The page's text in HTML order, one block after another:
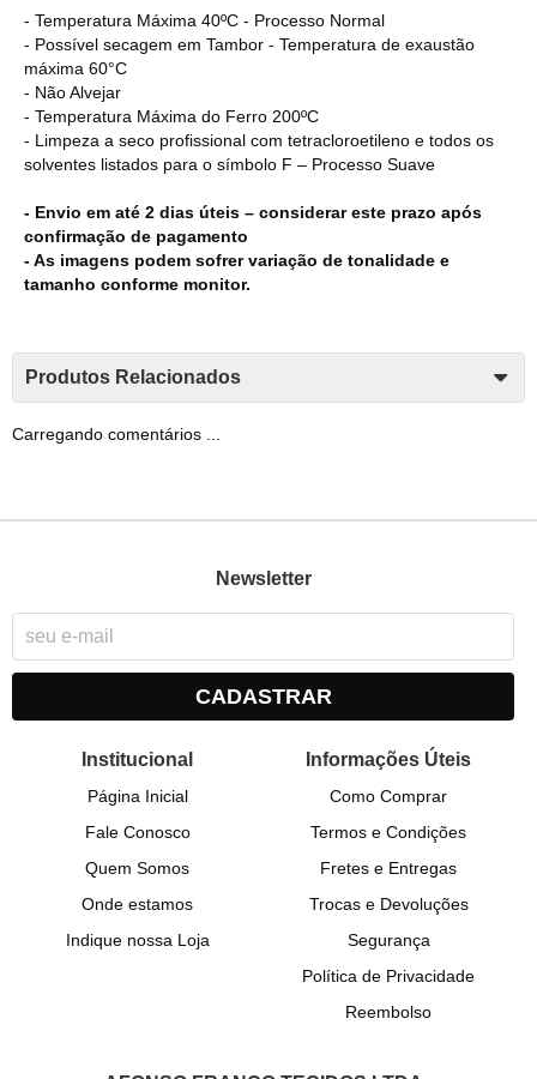
- Temperatura Máxima 40ºC - Processo Normal
- Possível secagem em Tambor - Temperatura de exaustão
máxima 60°C
- Não Alvejar
- Temperatura Máxima do Ferro 200ºC
- Limpeza a seco profissional com tetracloroetileno e todos os
solventes listados para o símbolo F – Processo Suave
- Envio em até 2 dias úteis – considerar este prazo após
confirmação de pagamento
- As imagens podem sofrer variação de tonalidade e
tamanho conforme monitor.
Produtos Relacionados
Carregando comentários ...
Newsletter
CADASTRAR
Institucional
Página Inicial
Fale Conosco
Quem Somos
Onde estamos
Indique nossa Loja
Informações Úteis
Como Comprar
Termos e Condições
Fretes e Entregas
Trocas e Devoluções
Segurança
Política de Privacidade
Reembolso